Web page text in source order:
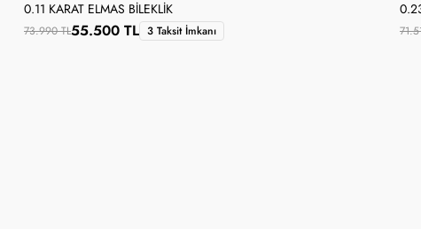
0.11 KARAT ELMAS BILEKLIK
73.990 TL55.500 TL 3 Taksit İmkanı